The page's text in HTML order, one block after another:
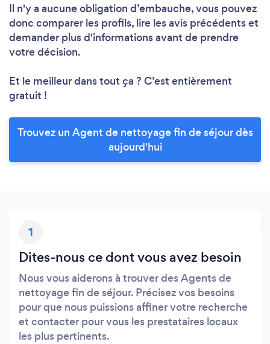
Il n'y a aucune obligation d’embauche, vous pouvez
donc comparer les profils, lire les avis précédents et
demander plus d'informations avant de prendre
votre décision.
Et le meilleur dans tout ça ? C’est entièrement
gratuit !
Trouvez un Agent de nettoyage fin de séjour dès
aujourd'hui
1
Dites-nous ce dont vous avez besoin
Nous vous aiderons à trouver des Agents de
nettoyage fin de séjour. Précisez vos besoins
pour que nous puissions affiner votre recherche
et contacter pour vous les prestataires locaux
les plus pertinents.